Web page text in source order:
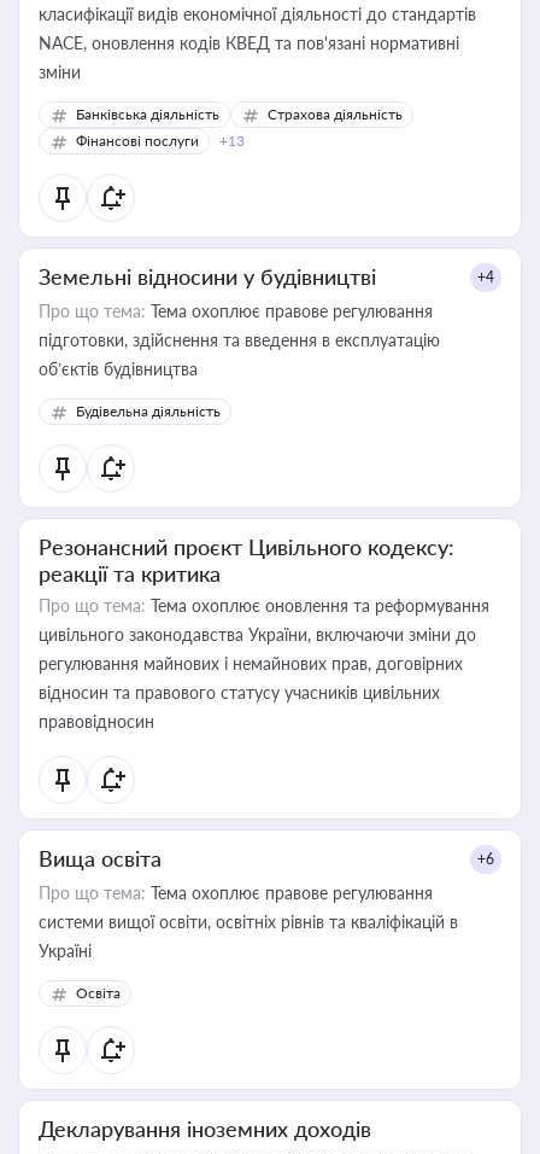
класифікації видів економічної діяльності до стандартів
NACE, оновлення кодів КВЕД та пов'язані нормативні
зміни
Банківська діяльність
Страхова діяльність
Фінансові послуги
+13
Земельні відносини у будівництві +4
Про що тема: Тема охоплює правове регулювання
підготовки, здійснення та введення в експлуатацію
об’єктів будівництва
Будівельна діяльність
Резонансний проєкт Цивільного кодексу:
реакції та критика
Про що тема: Тема охоплює оновлення та реформування
цивільного законодавства України, включаючи зміни до
регулювання майнових і немайнових прав, договірних
відносин та правового статусу учасників цивільних
правовідносин
Вища освіта +6
Про що тема: Тема охоплює правове регулювання
системи вищої освіти, освітніх рівнів та кваліфікацій в
Україні
Освіта
Декларування іноземних доходів